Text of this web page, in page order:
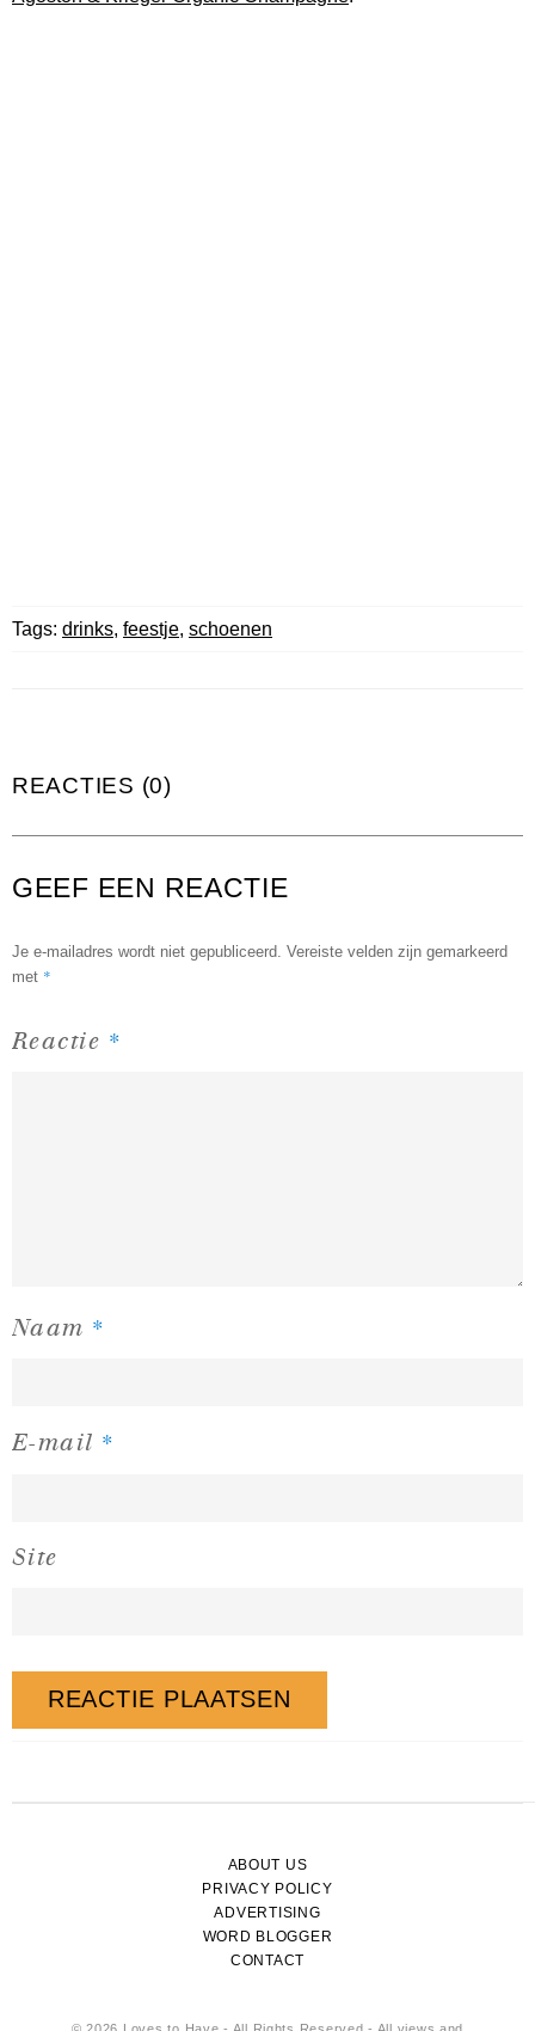
Tags: drinks, feestje, schoenen
REACTIES (0)
GEEF EEN REACTIE
Je e-mailadres wordt niet gepubliceerd. Vereiste velden zijn gemarkeerd
met *
Reactie *
Naam *
E-mail *
Site
ABOUT US
PRIVACY POLICY
ADVERTISING
WORD BLOGGER
CONTACT